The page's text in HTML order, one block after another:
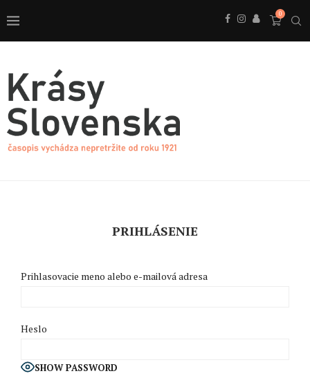
0
PRIHLÁSENIE
Prihlasovacie meno alebo e-mailová adresa
Heslo
SHOW PASSWORD